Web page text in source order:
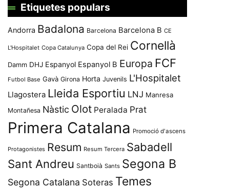
Etiquetes populars
Andorra Badalona Barcelona Barcelona B CE
L'Hospitalet Copa Catalunya Copa del Rei Cornellà
Damm DHJ Espanyol Espanyol B Europa FCF
Futbol Base Gavà Girona Horta Juvenils L'Hospitalet
Llagostera Lleida Esportiu LNJ Manresa
Montañesa Nàstic Olot Peralada Prat
Primera Catalana Promoció d'ascens
Protagonistes Resum Resum Tercera Sabadell
Sant Andreu Santboià Sants Segona B
Segona Catalana Soteras Temes